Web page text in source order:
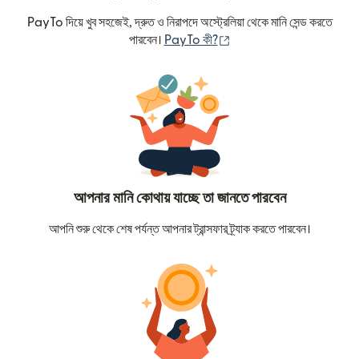
PayTo দিয়ে খুব সহজেই, দ্রুত ও নিরাপদে অস্ট্রেলিয়া থেকে মানি সেন্ড করতে
পারবেন। PayTo কী?
আপনার মানি কোথায় যাচ্ছে তা জানতে পারবেন
আপনি শুরু থেকে শেষ পর্যন্ত আপনার ট্রান্সফার ট্র্যাক করতে পারবেন।